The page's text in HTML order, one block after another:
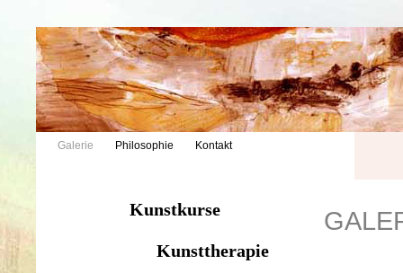
Galerie Philosophie Kontakt
Kunstkurse
Kunsttherapie